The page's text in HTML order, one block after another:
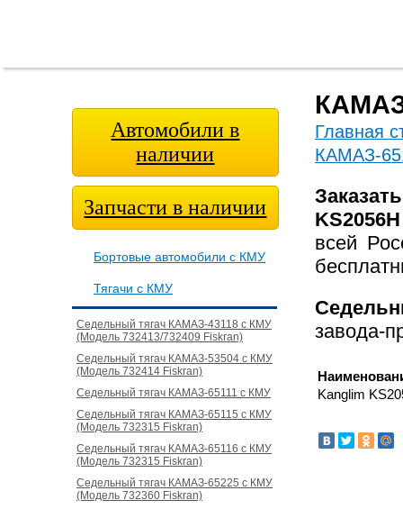
Автомобили в
наличии
Запчасти в наличии
Бортовые автомобили с КМУ
Тягачи с КМУ
Седельный тягач КАМАЗ-43118 с КМУ
(Модель 732413/732409 Fiskran)
Седельный тягач КАМАЗ-53504 с КМУ
(Модель 732414 Fiskran)
Седельный тягач КАМАЗ-65111 с КМУ
Седельный тягач КАМАЗ-65115 с КМУ
(Модель 732315 Fiskran)
Седельный тягач КАМАЗ-65116 с КМУ
(Модель 732315 Fiskran)
Седельный тягач КАМАЗ-65225 с КМУ
(Модель 732360 Fiskran)
Главная
КАМАЗ-
всей
завода-
Kanglim